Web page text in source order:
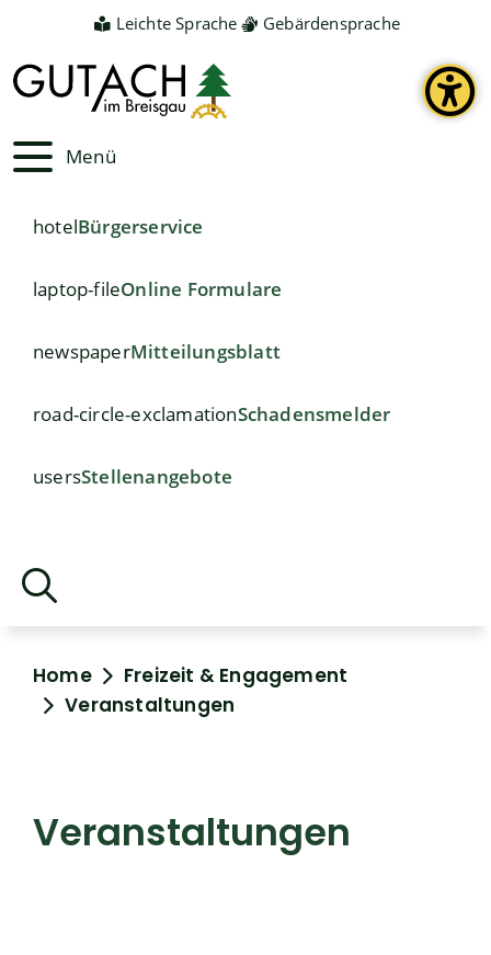
Leichte Sprache Gebärdensprache
Menü
hotelBürgerservice
laptop-fileOnline Formulare
newspaperMitteilungsblatt
road-circle-exclamationSchadensmelder
usersStellenangebote
Home
Freizeit & Engagement
Veranstaltungen
Veranstaltungen